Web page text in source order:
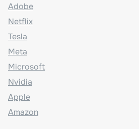
Adobe
Netflix
Tesla
Meta
Microsoft
Nvidia
Apple
Amazon